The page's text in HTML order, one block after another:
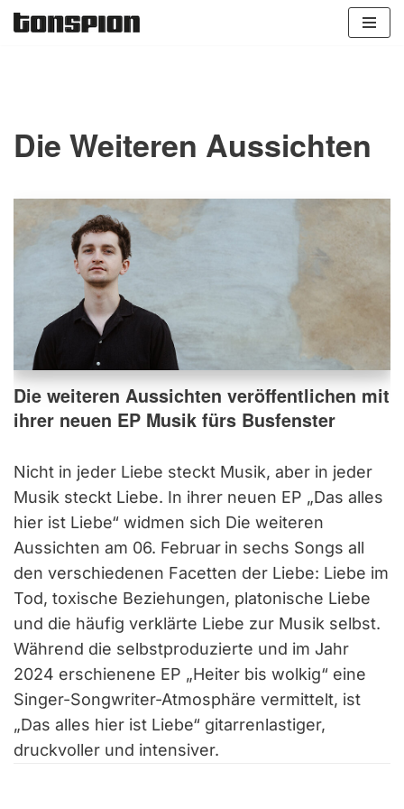
Die Weiteren Aussichten
Die weiteren Aussichten veröffentlichen mit
ihrer neuen EP Musik fürs Busfenster
Nicht in jeder Liebe steckt Musik, aber in jeder
Musik steckt Liebe. In ihrer neuen EP „Das alles
hier ist Liebe“ widmen sich Die weiteren
Aussichten am 06. Februar in sechs Songs all
den verschiedenen Facetten der Liebe: Liebe im
Tod, toxische Beziehungen, platonische Liebe
und die häufig verklärte Liebe zur Musik selbst.
Während die selbstproduzierte und im Jahr
2024 erschienene EP „Heiter bis wolkig“ eine
Singer-Songwriter-Atmosphäre vermittelt, ist
„Das alles hier ist Liebe“ gitarrenlastiger,
druckvoller und intensiver.